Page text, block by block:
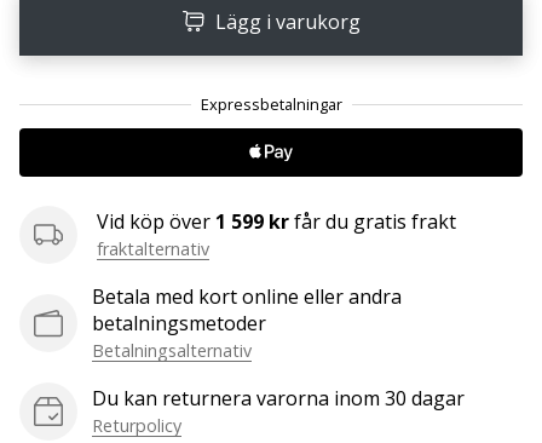
Facebook-
eller
ett
Ta
chansen
att tjäna
pengar.
med
Lägg i varukorg
Vid köp över 1 599 krfår du gratis frakt
fraktalternativ
Betala med kort online eller andra
betalningsmetoder
Betalningsalternativ
Du kan returnera varorna inom 30 dagar
Returpolicy